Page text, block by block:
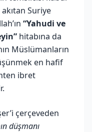
akıtan Suriye
“Yahudi ve
hitabına da
Müslümanların
en hafif
ibret
çerçeveden
düşmanı